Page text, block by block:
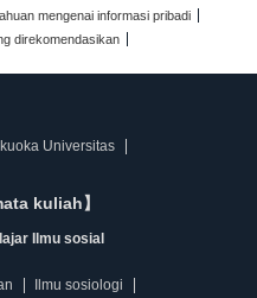
mengenai informasi pribadi
direkomendasikan
Universitas
kuliah】
Ilmu sosial
Ilmu sosiologi